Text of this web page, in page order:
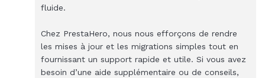
fluide.
Chez PrestaHero, nous nous efforçons de rendre
les mises à jour et les migrations simples tout en
fournissant un support rapide et utile. Si vous avez
besoin d’une aide supplémentaire ou de conseils,